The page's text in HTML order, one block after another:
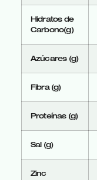
Hidratos de
Carbono(g)
Azúcares (g)
Fibra (g)
Proteínas (g)
Sal (g)
Zinc